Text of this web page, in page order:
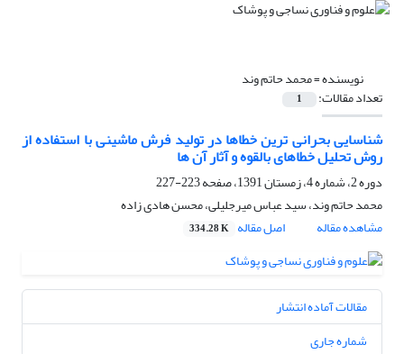
نویسنده =محمد حاتم وند
تعداد مقالات: 1
شناسایی بحرانی ترین خطاها در تولید فرش ماشینی با استفاده از
روش تحلیل خطاهای بالقوه و آثار آن ها
دوره 2، شماره 4، زمستان 1391، صفحه
223-227
محمد حاتم وند، سید عباس میرجلیلی، محسن هادی زاده
مشاهده مقاله
اصل مقاله 334.28 K
مقالات آماده انتشار
شماره جاری